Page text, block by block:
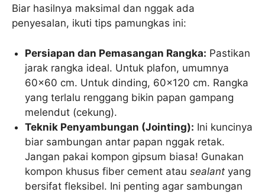
Biar hasilnya maksimal dan nggak ada
penyesalan, ikuti tips pamungkas ini:
Persiapan dan Pemasangan Rangka: Pastikan
jarak rangka ideal. Untuk plafon, umumnya
60×60 cm. Untuk dinding, 60×120 cm. Rangka
yang terlalu renggang bikin papan gampang
melendut (cekung).
Teknik Penyambungan (Jointing): Ini kuncinya
biar sambungan antar papan nggak retak.
Jangan pakai kompon gipsum biasa! Gunakan
kompon khusus fiber cement atausealant yang
bersifat fleksibel. Ini penting agar sambungan